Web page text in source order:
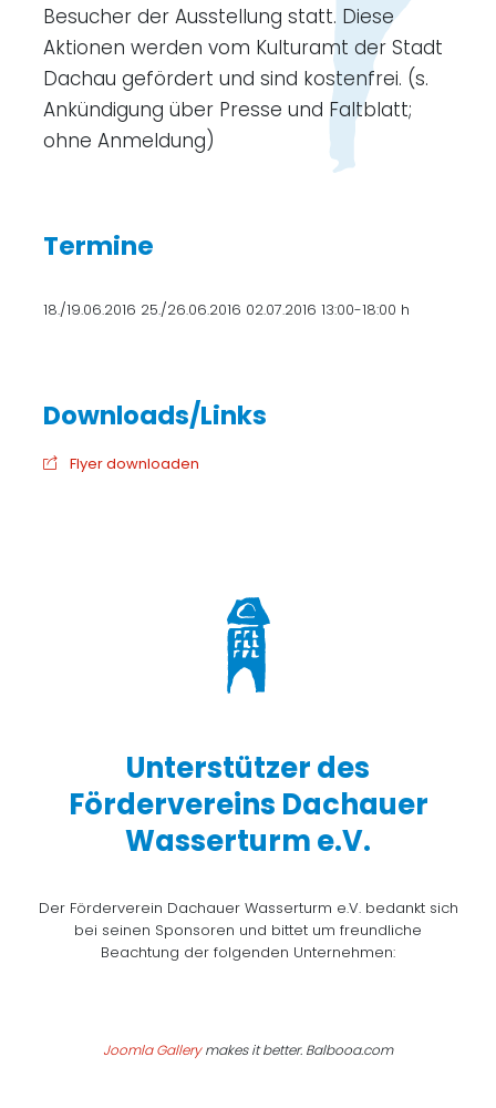
Besucher der Ausstellung statt. Diese
Aktionen werden vom Kulturamt der Stadt
Dachau gefördert und sind kostenfrei. (s.
Ankündigung über Presse und Faltblatt;
ohne Anmeldung)
Termine
18./19.06.2016 25./26.06.2016 02.07.2016 13:00-18:00 h
Flyer downloaden
Unterstützer des
Fördervereins Dachauer
Wasserturm e.V.
Der Förderverein Dachauer Wasserturm e.V. bedankt sich
bei seinen Sponsoren und bittet um freundliche
Beachtung der folgenden Unternehmen:
Joomla Gallerymakes it better. Balbooa.com